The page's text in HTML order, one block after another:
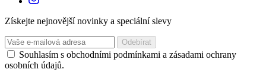
Získejte nejnovější novinky a speciální slevy
Souhlasím s obchodními podmínkami a zásadami ochrany
osobních údajů.